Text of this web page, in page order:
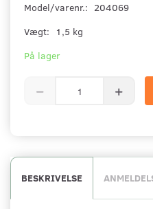
Model/varenr.: 204069
Vægt:
1,5 kg
På lager
BESKRIVELSE